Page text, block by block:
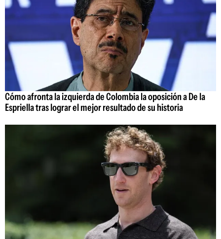
Cómo afronta la izquierda de Colombia la oposición a De la
Espriella tras lograr el mejor resultado de su historia